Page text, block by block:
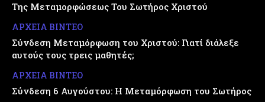
Της Μεταμορφώσεως Του Σωτήρος Χριστού
ΑΡΧΕΙΑ ΒΙΝΤΕΟ
Σύνδεση Μεταμόρφωση του Χριστού: Γιατί διάλεξε
αυτούς τους τρεις μαθητές;
ΑΡΧΕΙΑ ΒΙΝΤΕΟ
Σύνδεση 6 Αυγούστου: Η Μεταμόρφωση του Σωτήρος